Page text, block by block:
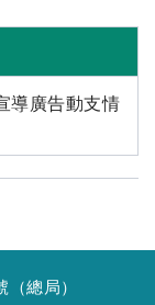
導廣告動支情
總局）